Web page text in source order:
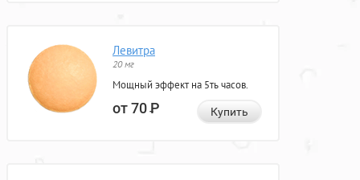
Левитра
20 мг
Мощный эффект на 5ть часов.
от 70Р Купить